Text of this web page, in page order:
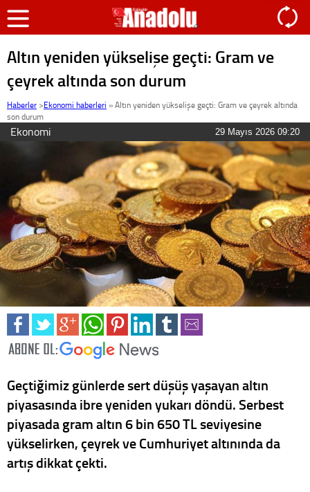
Altın yeniden yükselişe geçti: Gram ve
çeyrek altında son durum
Haberler >Ekonomi haberleri »Altın yeniden yükselişe geçti: Gram ve çeyrek altında
son durum
Ekonomi 29 Mayıs 2026 09:20
Geçtiğimiz günlerde sert düşüş yaşayan altın
piyasasında ibre yeniden yukarı döndü. Serbest
piyasada gram altın 6 bin 650 TL seviyesine
yükselirken, çeyrek ve Cumhuriyet altınında da
artış dikkat çekti.